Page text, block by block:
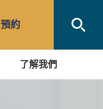
預約
了解我們